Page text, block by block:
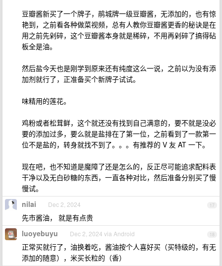
豆瓣酱新买了一个牌子，鹃城牌一级豆瓣酱，无添加的，也有惊
艳到，之前看各种做菜视频，总有人教你豆瓣酱更香的秘诀是在
用之前先剁碎，这个豆瓣酱本身就是稀碎，不用再剁碎了搞得砧
板全是油。
然后盐今天也是刚学到原来还有纯度这么一说，之前以为没有添
加剂就行了，正准备买个新牌子试试。
味精用的莲花。
鸡粉或者松茸鲜，这个就还没有找到自己满意的，要不就是没必
要的添加过多，要么就是盐排在了第一位，之前看到了一款第一
位不是盐的，转身就找不到了。。。有推荐的 V 友 AT 一下。
现在吧，也不知道是魔障了还是怎么的，反正尽可能追求配料表
干净以及无白砂糖的东西，一直各种对比，然后准备分别买了慢
慢试。
17
nilai Dec 2, 2024
先市酱油， 就是有点贵
18
luoyebuyu Dec 2, 2024 via Android
正常买就行了，油换着吃，酱油按个人喜好买（买特级的，有无
添加的随意），米买长粒的（香）